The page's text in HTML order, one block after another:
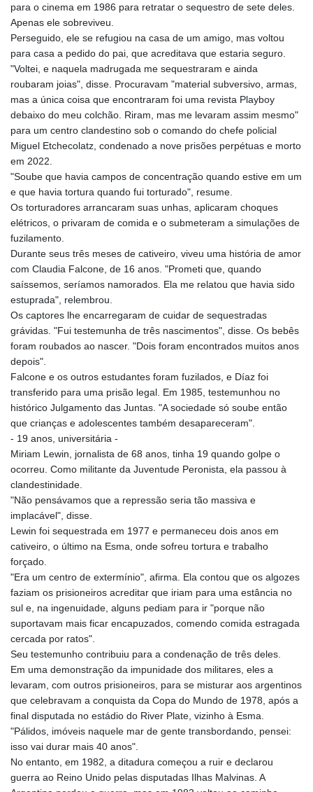
para o cinema em 1986 para retratar o sequestro de sete deles.
Apenas ele sobreviveu.
Perseguido, ele se refugiou na casa de um amigo, mas voltou
para casa a pedido do pai, que acreditava que estaria seguro.
"Voltei, e naquela madrugada me sequestraram e ainda
roubaram joias", disse. Procuravam "material subversivo, armas,
mas a única coisa que encontraram foi uma revista Playboy
debaixo do meu colchão. Riram, mas me levaram assim mesmo"
para um centro clandestino sob o comando do chefe policial
Miguel Etchecolatz, condenado a nove prisões perpétuas e morto
em 2022.
"Soube que havia campos de concentração quando estive em um
e que havia tortura quando fui torturado", resume.
Os torturadores arrancaram suas unhas, aplicaram choques
elétricos, o privaram de comida e o submeteram a simulações de
fuzilamento.
Durante seus três meses de cativeiro, viveu uma história de amor
com Claudia Falcone, de 16 anos. "Prometi que, quando
saíssemos, seríamos namorados. Ela me relatou que havia sido
estuprada", relembrou.
Os captores lhe encarregaram de cuidar de sequestradas
grávidas. "Fui testemunha de três nascimentos", disse. Os bebês
foram roubados ao nascer. "Dois foram encontrados muitos anos
depois".
Falcone e os outros estudantes foram fuzilados, e Díaz foi
transferido para uma prisão legal. Em 1985, testemunhou no
histórico Julgamento das Juntas. "A sociedade só soube então
que crianças e adolescentes também desapareceram".
- 19 anos, universitária -
Miriam Lewin, jornalista de 68 anos, tinha 19 quando golpe o
ocorreu. Como militante da Juventude Peronista, ela passou à
clandestinidade.
"Não pensávamos que a repressão seria tão massiva e
implacável", disse.
Lewin foi sequestrada em 1977 e permaneceu dois anos em
cativeiro, o último na Esma, onde sofreu tortura e trabalho
forçado.
"Era um centro de extermínio", afirma. Ela contou que os algozes
faziam os prisioneiros acreditar que iriam para uma estância no
sul e, na ingenuidade, alguns pediam para ir "porque não
suportavam mais ficar encapuzados, comendo comida estragada
cercada por ratos".
Seu testemunho contribuiu para a condenação de três deles.
Em uma demonstração da impunidade dos militares, eles a
levaram, com outros prisioneiros, para se misturar aos argentinos
que celebravam a conquista da Copa do Mundo de 1978, após a
final disputada no estádio do River Plate, vizinho à Esma.
"Pálidos, imóveis naquele mar de gente transbordando, pensei:
isso vai durar mais 40 anos".
No entanto, em 1982, a ditadura começou a ruir e declarou
guerra ao Reino Unido pelas disputadas Ilhas Malvinas. A